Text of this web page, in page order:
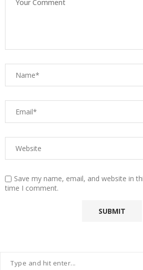
Save my name, email, and website in
time I comment.